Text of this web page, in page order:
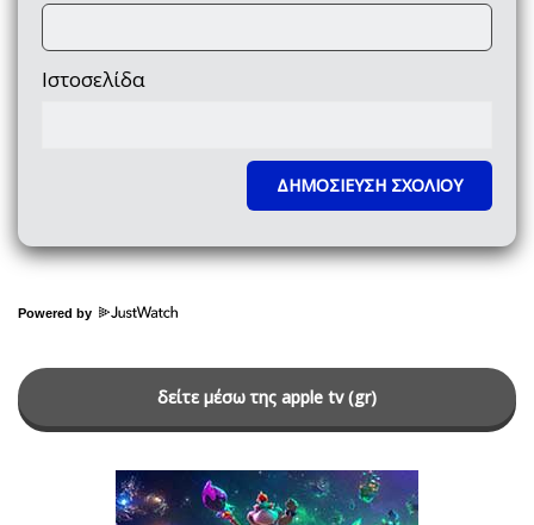
Ιστοσελίδα
Powered by
δείτε μέσω της apple tv (gr)